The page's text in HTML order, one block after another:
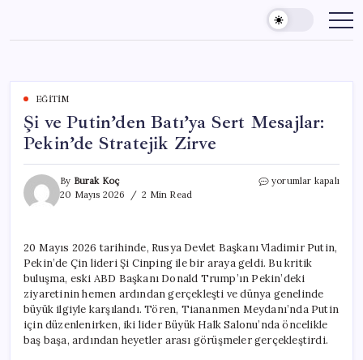
content
EĞITIM
Şi ve Putin’den Batı’ya Sert Mesajlar:
Pekin’de Stratejik Zirve
By Burak Koç
20 Mayıs 2026
2 Min Read
Şi
Mesajlar:
Pekin’de
Stratejik
Zirve
için
yorumlar kapalı
20 Mayıs 2026 tarihinde, Rusya Devlet Başkanı Vladimir Putin,
Pekin’de Çin lideri Şi Cinping ile bir araya geldi. Bu kritik
buluşma, eski ABD Başkanı Donald Trump’ın Pekin’deki
ziyaretinin hemen ardından gerçekleşti ve dünya genelinde
büyük ilgiyle karşılandı. Tören, Tiananmen Meydanı’nda Putin
için düzenlenirken, iki lider Büyük Halk Salonu’nda öncelikle
baş başa, ardından heyetler arası görüşmeler gerçekleştirdi.